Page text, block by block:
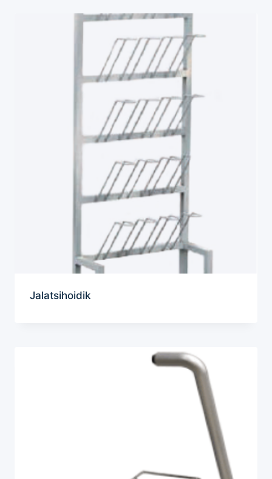
Jalatsihoidik